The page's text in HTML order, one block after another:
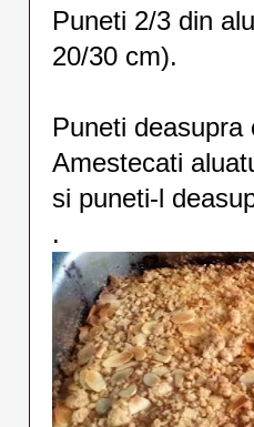
Puneti 2/3 din
20/30 cm).
Puneti
Amestecati
si puneti-l
.